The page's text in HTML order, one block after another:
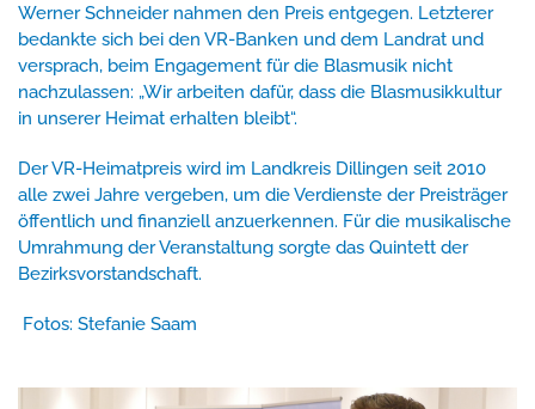
Werner Schneider nahmen den Preis entgegen. Letzterer
bedankte sich bei den VR-Banken und dem Landrat und
versprach, beim Engagement für die Blasmusik nicht
nachzulassen: „Wir arbeiten dafür, dass die Blasmusikkultur
in unserer Heimat erhalten bleibt“.
Der VR-Heimatpreis wird im Landkreis Dillingen seit 2010
alle zwei Jahre vergeben, um die Verdienste der Preisträger
öffentlich und finanziell anzuerkennen. Für die musikalische
Umrahmung der Veranstaltung sorgte das Quintett der
Bezirksvorstandschaft.
Fotos: Stefanie Saam